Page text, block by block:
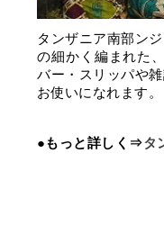
タンザニア南部ン
の細かく編まれた
バー・スリッパや
お使いになれます。
●もっと詳しく⇒タ